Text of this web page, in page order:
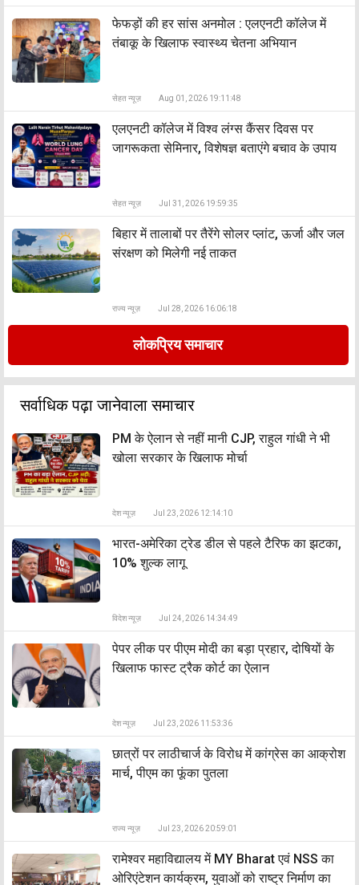
फेफड़ों की हर सांस अनमोल : एलएनटी कॉलेज में
तंबाकू के खिलाफ स्वास्थ्य चेतना अभियान
सेहत न्यूज़ Aug 01, 2026 19:11:48
एलएनटी कॉलेज में विश्व लंग्स कैंसर दिवस पर
जागरूकता सेमिनार, विशेषज्ञ बताएंगे बचाव के उपाय
सेहत न्यूज़ Jul 31, 2026 19:59:35
बिहार में तालाबों पर तैरेंगे सोलर प्लांट, ऊर्जा और जल
संरक्षण को मिलेगी नई ताकत
राज्य न्यूज़ Jul 28, 2026 16:06:18
लोकप्रिय समाचार
सर्वाधिक पढ़ा जानेवाला समाचार
PM के ऐलान से नहीं मानी CJP, राहुल गांधी ने भी
खोला सरकार के खिलाफ मोर्चा
देश न्यूज़ Jul 23, 2026 12:14:10
भारत-अमेरिका ट्रेड डील से पहले टैरिफ का झटका,
10% शुल्क लागू
विदेश न्यूज़ Jul 24, 2026 14:34:49
पेपर लीक पर पीएम मोदी का बड़ा प्रहार, दोषियों के
खिलाफ फास्ट ट्रैक कोर्ट का ऐलान
देश न्यूज़ Jul 23, 2026 11:53:36
छात्रों पर लाठीचार्ज के विरोध में कांग्रेस का आक्रोश
मार्च, पीएम का फूंका पुतला
राज्य न्यूज़ Jul 23, 2026 20:59:01
रामेश्वर महाविद्यालय में MY Bharat एवं NSS का
ओरिएंटेशन कार्यक्रम, युवाओं को राष्ट्र निर्माण का